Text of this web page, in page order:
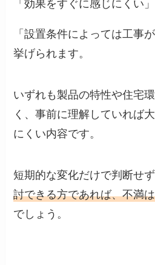
「効果をすぐに感じにくい」
「設置条件によっては工事
挙げられます。
いずれも製品の特性や住宅
く、事前に理解していれば
にくい内容です。
短期的な変化だけで判断せ
討できる方であれば、不満
でしょう。